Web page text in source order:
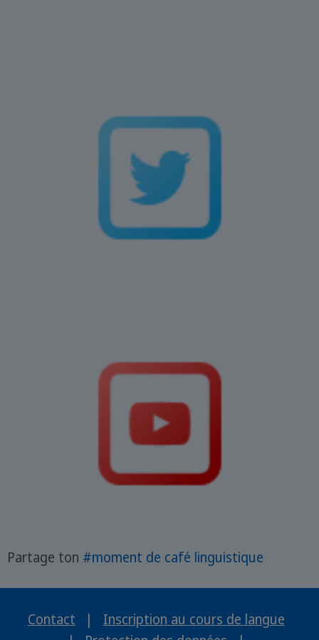
Partage ton #moment de café linguistique
Contact |
Inscription au cours de langue